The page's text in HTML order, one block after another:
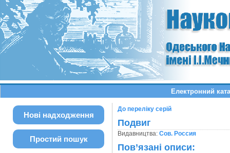
Електронний
Нові надходження
Простий пошук
До переліку серій
Подвиг
Видавництва: Сов. Россия
Пов’язані описи: